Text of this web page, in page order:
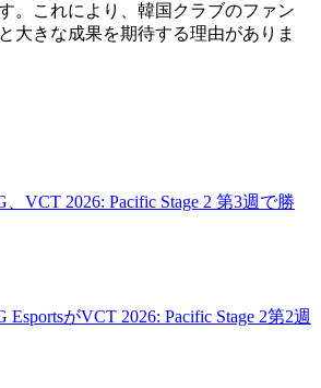
。これにより、韓国クラブのファン
大きな成果を期待する理由がありま
、VCT 2026: Pacific Stage 2 第3週で勝
EsportsがVCT 2026: Pacific Stage 2第2週